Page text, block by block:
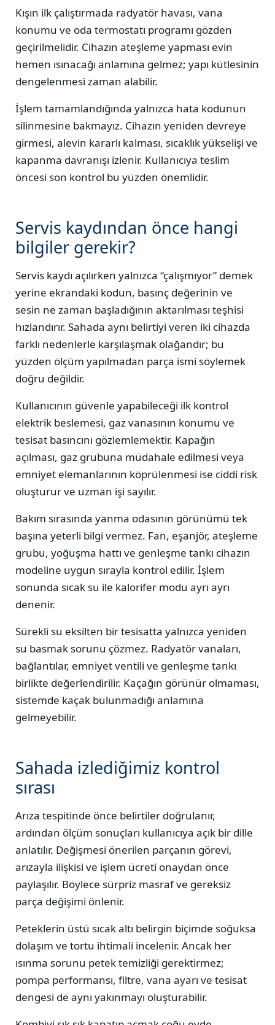
Kışın ilk çalıştırmada radyatör havası, vana
konumu ve oda termostatı programı gözden
geçirilmelidir. Cihazın ateşleme yapması evin
hemen ısınacağı anlamına gelmez; yapı kütlesinin
dengelenmesi zaman alabilir.
İşlem tamamlandığında yalnızca hata kodunun
silinmesine bakmayız. Cihazın yeniden devreye
girmesi, alevin kararlı kalması, sıcaklık yükselişi ve
kapanma davranışı izlenir. Kullanıcıya teslim
öncesi son kontrol bu yüzden önemlidir.
Servis kaydından önce hangi
bilgiler gerekir?
Servis kaydı açılırken yalnızca “çalışmıyor” demek
yerine ekrandaki kodun, basınç değerinin ve
sesin ne zaman başladığının aktarılması teşhisi
hızlandırır. Sahada aynı belirtiyi veren iki cihazda
farklı nedenlerle karşılaşmak olağandır; bu
yüzden ölçüm yapılmadan parça ismi söylemek
doğru değildir.
Kullanıcının güvenle yapabileceği ilk kontrol
elektrik beslemesi, gaz vanasının konumu ve
tesisat basıncını gözlemlemektir. Kapağın
açılması, gaz grubuna müdahale edilmesi veya
emniyet elemanlarının köprülenmesi ise ciddi risk
oluşturur ve uzman işi sayılır.
Bakım sırasında yanma odasının görünümü tek
başına yeterli bilgi vermez. Fan, eşanjör, ateşleme
grubu, yoğuşma hattı ve genleşme tankı cihazın
modeline uygun sırayla kontrol edilir. İşlem
sonunda sıcak su ile kalorifer modu ayrı ayrı
denenir.
Sürekli su eksilten bir tesisatta yalnızca yeniden
su basmak sorunu çözmez. Radyatör vanaları,
bağlantılar, emniyet ventili ve genleşme tankı
birlikte değerlendirilir. Kaçağın görünür olmaması,
sistemde kaçak bulunmadığı anlamına
gelmeyebilir.
Sahada izlediğimiz kontrol
sırası
Arıza tespitinde önce belirtiler doğrulanır,
ardından ölçüm sonuçları kullanıcıya açık bir dille
anlatılır. Değişmesi önerilen parçanın görevi,
arızayla ilişkisi ve işlem ücreti onaydan önce
paylaşılır. Böylece sürpriz masraf ve gereksiz
parça değişimi önlenir.
Peteklerin üstü sıcak altı belirgin biçimde soğuksa
dolaşım ve tortu ihtimali incelenir. Ancak her
ısınma sorunu petek temizliği gerektirmez;
pompa performansı, filtre, vana ayarı ve tesisat
dengesi de aynı yakınmayı oluşturabilir.